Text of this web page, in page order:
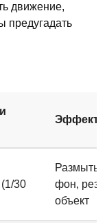
движение,
предугадать
Эффект
30
Размытый
фон,
объект